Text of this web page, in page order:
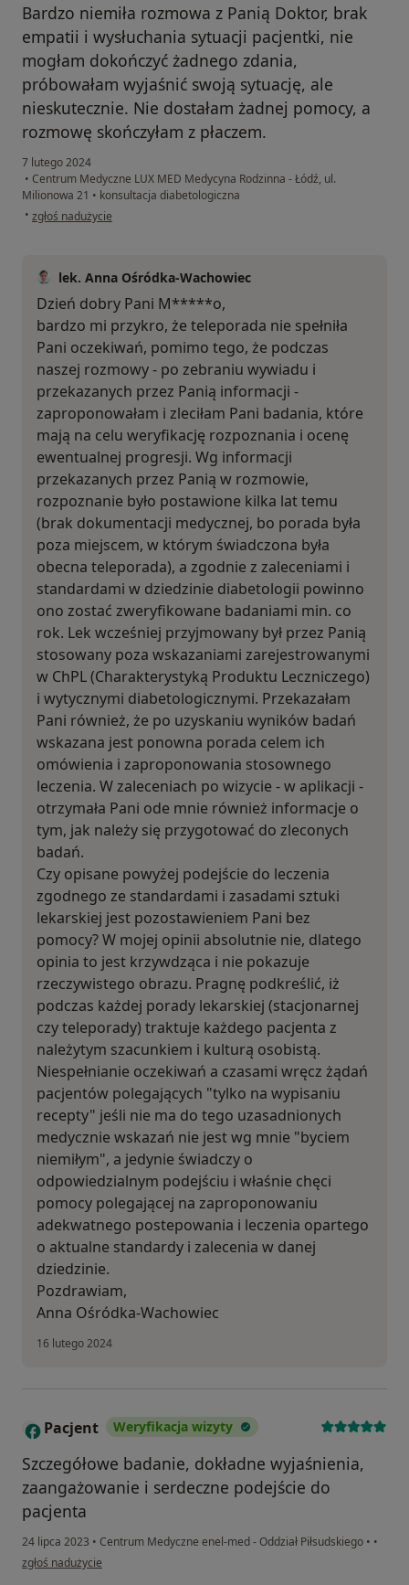
Bardzo niemiła rozmowa z Panią Doktor, brak
empatii i wysłuchania sytuacji pacjentki, nie
mogłam dokończyć żadnego zdania,
próbowałam wyjaśnić swoją sytuację, ale
nieskutecznie. Nie dostałam żadnej pomocy, a
rozmowę skończyłam z płaczem.
7 lutego 2024
• Centrum Medyczne LUX MED Medycyna Rodzinna - Łódź, ul.
Milionowa 21 • konsultacja diabetologiczna
• w opinii użytkownika M.ł
zgłoś nadużycie
lek. Anna Ośródka-Wachowiec
Dzień dobry Pani M*****o,
bardzo mi przykro, że teleporada nie spełniła
Pani oczekiwań, pomimo tego, że podczas
naszej rozmowy - po zebraniu wywiadu i
przekazanych przez Panią informacji -
zaproponowałam i zleciłam Pani badania, które
mają na celu weryfikację rozpoznania i ocenę
ewentualnej progresji. Wg informacji
przekazanych przez Panią w rozmowie,
rozpoznanie było postawione kilka lat temu
(brak dokumentacji medycznej, bo porada była
poza miejscem, w którym świadczona była
obecna teleporada), a zgodnie z zaleceniami i
standardami w dziedzinie diabetologii powinno
ono zostać zweryfikowane badaniami min. co
rok. Lek wcześniej przyjmowany był przez Panią
stosowany poza wskazaniami zarejestrowanymi
w ChPL (Charakterystyką Produktu Leczniczego)
i wytycznymi diabetologicznymi. Przekazałam
Pani również, że po uzyskaniu wyników badań
wskazana jest ponowna porada celem ich
omówienia i zaproponowania stosownego
leczenia. W zaleceniach po wizycie - w aplikacji -
otrzymała Pani ode mnie również informacje o
tym, jak należy się przygotować do zleconych
badań.
Czy opisane powyżej podejście do leczenia
zgodnego ze standardami i zasadami sztuki
lekarskiej jest pozostawieniem Pani bez
pomocy? W mojej opinii absolutnie nie, dlatego
opinia to jest krzywdząca i nie pokazuje
rzeczywistego obrazu. Pragnę podkreślić, iż
podczas każdej porady lekarskiej (stacjonarnej
czy teleporady) traktuje każdego pacjenta z
należytym szacunkiem i kulturą osobistą.
Niespełnianie oczekiwań a czasami wręcz żądań
pacjentów polegających "tylko na wypisaniu
recepty" jeśli nie ma do tego uzasadnionych
medycznie wskazań nie jest wg mnie "byciem
niemiłym", a jedynie świadczy o
odpowiedzialnym podejściu i właśnie chęci
pomocy polegającej na zaproponowaniu
adekwatnego postepowania i leczenia opartego
o aktualne standardy i zalecenia w danej
dziedzinie.
Pozdrawiam,
Anna Ośródka-Wachowiec
16 lutego 2024
Pacjent Weryfikacja wizyty
Szczegółowe badanie, dokładne wyjaśnienia,
zaangażowanie i serdeczne podejście do
pacjenta
24 lipca 2023 • Centrum Medyczne enel-med - Oddział Piłsudskiego • •
w opinii użytkownika Pacjent
zgłoś nadużycie